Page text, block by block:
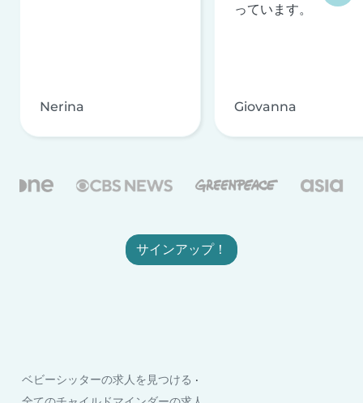
Nerina
っています。
Giovanna
サインアップ！
ベビーシッターの求人を見つける